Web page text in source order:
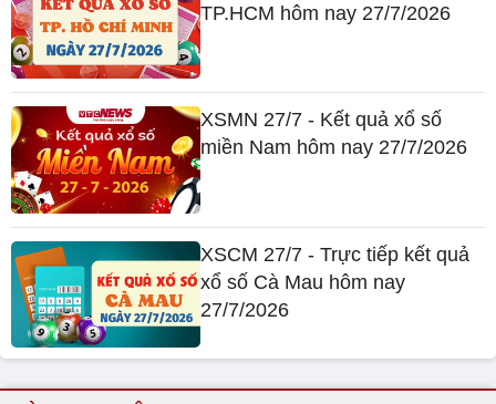
TP.HCM hôm nay 27/7/2026
XSMN 27/7 - Kết quả xổ số
miền Nam hôm nay 27/7/2026
XSCM 27/7 - Trực tiếp kết quả
xổ số Cà Mau hôm nay
27/7/2026